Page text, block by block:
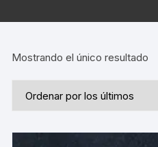
Mostrando el único resultado